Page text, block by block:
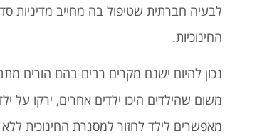
לבעיה חברתית שטיפול בה מחייב מדיניות
החינוכיות.
נכון להיום ישנם מקרים רבים בהם הורים
משום שהילדים היכו ילדים אחרים, ירקו על
מאפשרים לילד לחזור למסגרת החינוכית